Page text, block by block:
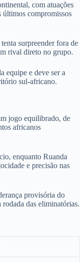
com atuações
últimos compromissos
surpreender fora de
rival direto no grupo.
equipe e deve ser a
sul-africano.
jogo equilibrado, de
africanos
enquanto Ruanda
e precisão nas
provisória do
rodada das eliminatórias.